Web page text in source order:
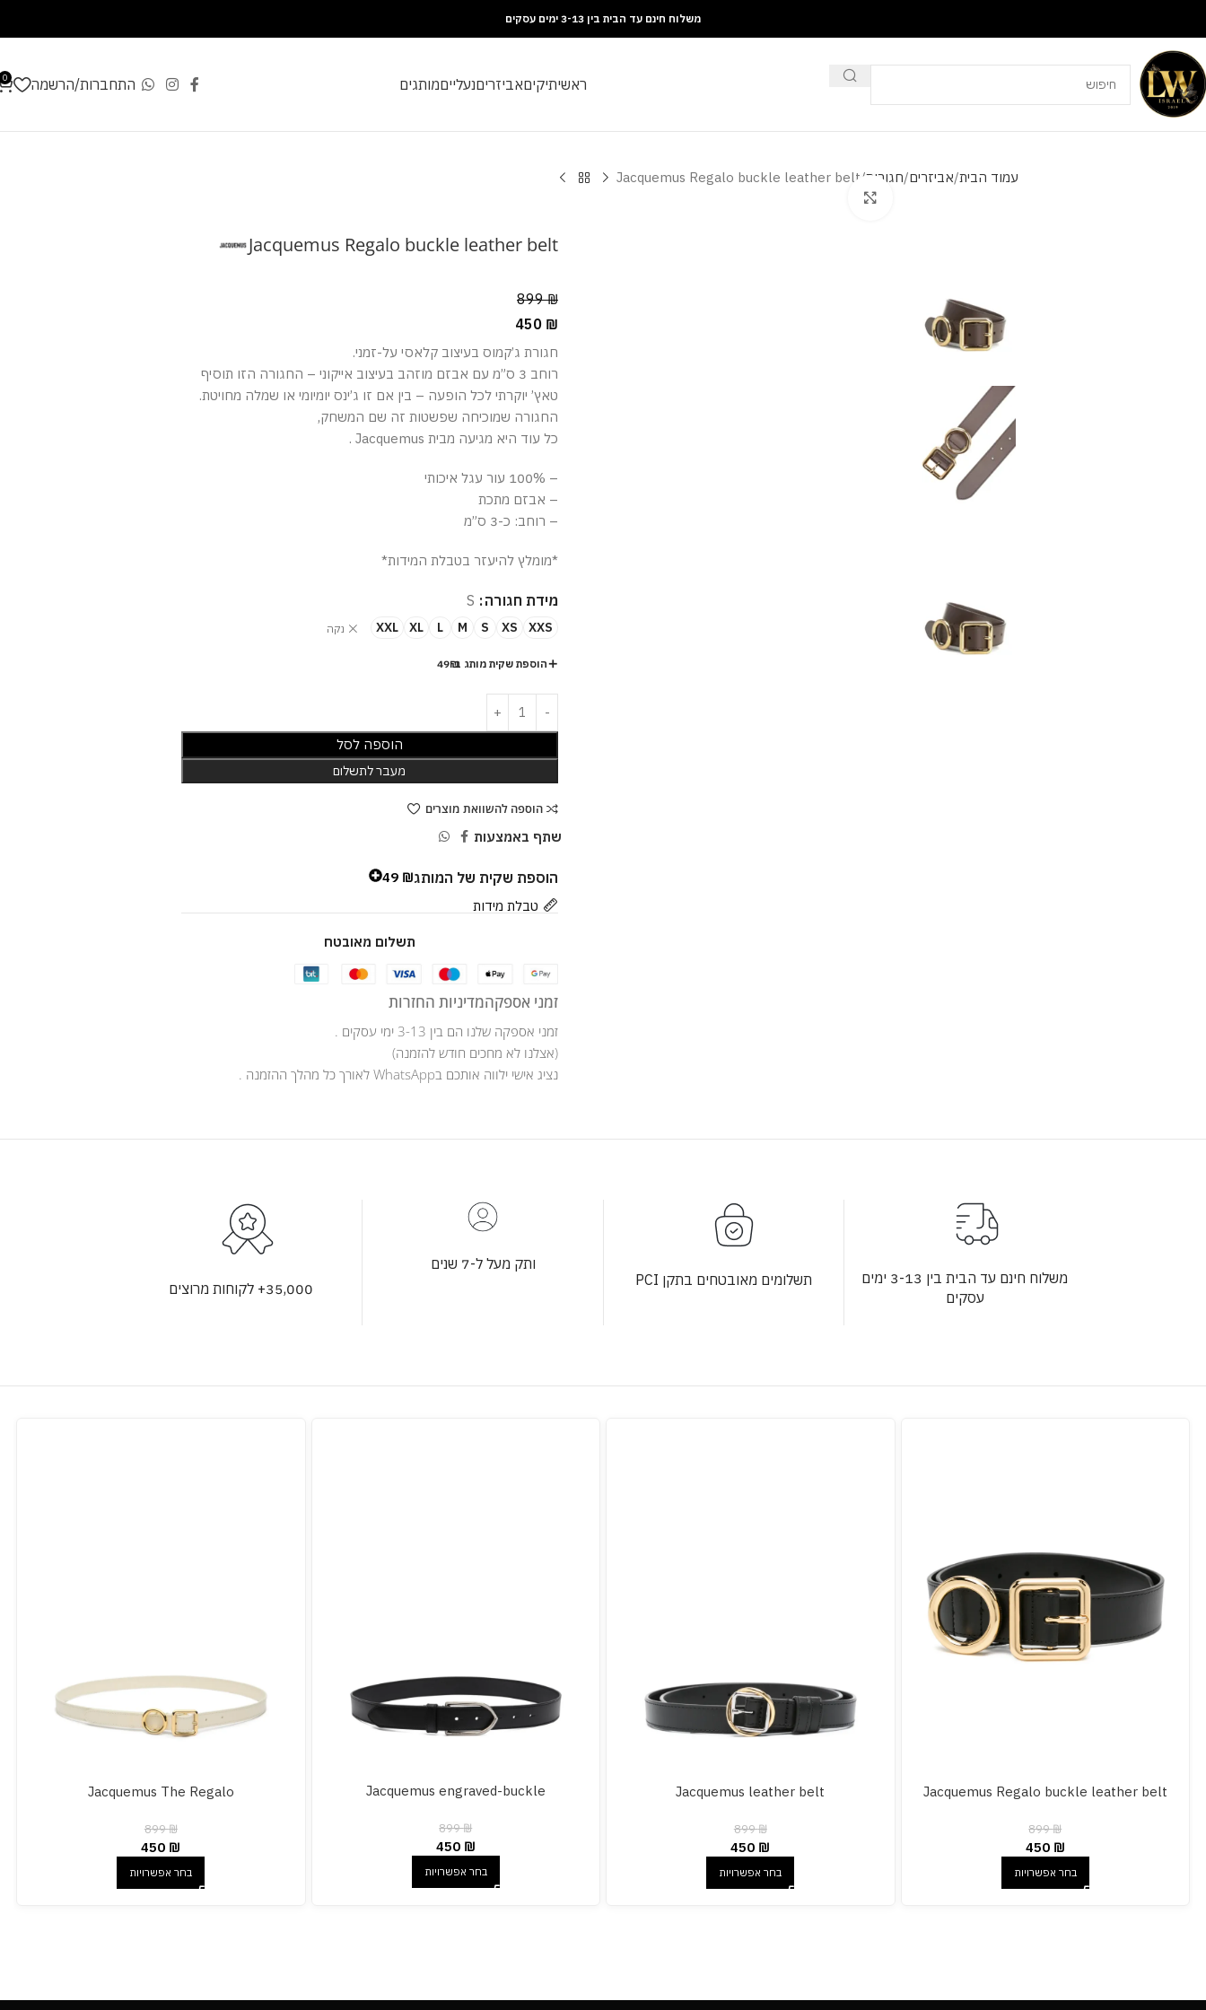
משלוח חינם עד הבית בין 3-13 ימים עסקים
ראשיתיקיםאביזריםנעלייםמותגים התחברות/הרשמה 0
עמוד הבית אביזרים חגורות Jacquemus Regalo buckle leather belt
Jacquemus Regalo buckle leather belt
899₪
450 ₪
חגורת ג’קמוס בעיצוב קלאסי על-זמני.
רוחב 3 ס”מ עם אבזם מוזהב בעיצוב אייקוני – החגורה הזו תוסיף
טאץ’ יוקרתי לכל הופעה – בין אם זו ג’ינס יומיומי או שמלה מחויטת.
החגורה שמוכיחה שפשטות זה שם המשחק,
כל עוד היא מגיעה מבית Jacquemus .
– 100% עור עגל איכותי
– אבזם מתכת
– רוחב: כ-3 ס”מ
*מומלץ להיעזר בטבלת המידות*
מידת חגורה S
XXS
XS
S
M
L
XL
XXL נקה
הוספת שקית מותג ב-49₪
הוספה לסל
מעבר לתשלום
הוספה להשוואת מוצרים
שתף באמצעות
הוספת שקית של המותג 49 ₪
טבלת מידות
תשלום מאובטח
זמני אספקהמדיניות החזרות
זמני אספקה שלנו הם בין 3-13 ימי עסקים .
(אצלנו לא מחכים חודש להזמנה)
נציג אישי ילווה אותכם בWhatsApp לאורך כל מהלך ההזמנה .
משלוח חינם עד הבית בין 3-13 ימים
עסקים
תשלומים מאובטחים בתקן PCI
ותק מעל ל-7 שנים
35,000+ לקוחות מרוצים
Jacquemus Regalo buckle leather belt
899₪
450 ₪
בחר אפשרויות
Jacquemus leather belt
899₪
450 ₪
בחר אפשרויות
Jacquemus engraved-buckle
899₪
450 ₪
בחר אפשרויות
Jacquemus The Regalo
899₪
450 ₪
בחר אפשרויות